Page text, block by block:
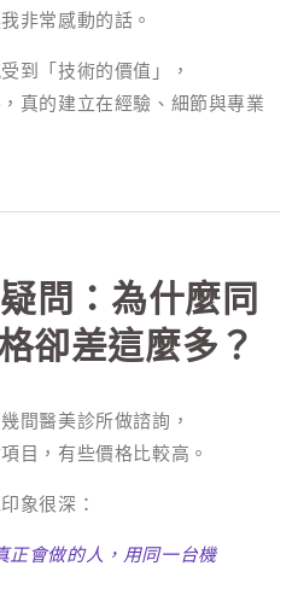
非常感動的話。
到「技術的價值」，
真的建立在經驗、細節與專業
問：為什麼同
卻差這麼多？
間醫美診所做諮詢，
目，有些價格比較高。
象很深：
正會做的人，用同一台機